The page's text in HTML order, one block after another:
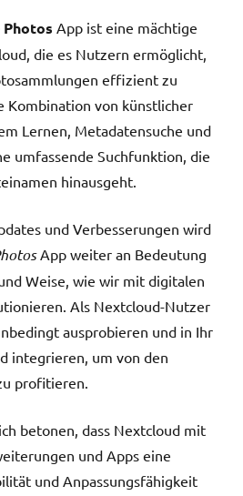
Photos App ist eine mächtige
die es Nutzern ermöglicht,
effizient zu
Kombination von künstlicher
Lernen, Metadatensuche und
umfassende Suchfunktion, die
hinausgeht.
und Verbesserungen wird
App weiter an Bedeutung
Weise, wie wir mit digitalen
Als Nextcloud-Nutzer
ausprobieren und in Ihr
integrieren, um von den
profitieren.
betonen, dass Nextcloud mit
und Apps eine
und Anpassungsfähigkeit